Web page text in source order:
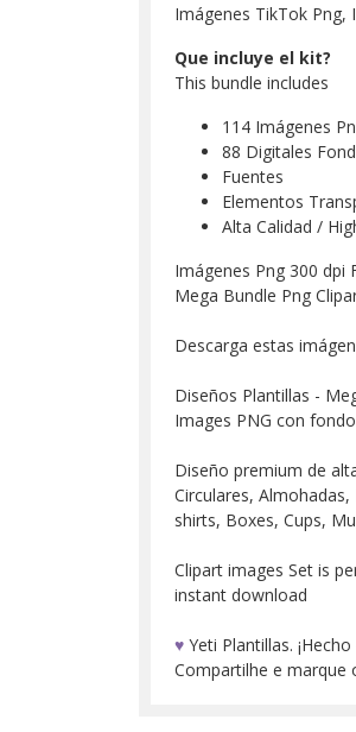
Imágenes TikTok Png,
Que incluye el kit?
This bundle includes
114 Imágenes
88 Digitales
Fuentes
Elementos
Alta Calidad /
Imágenes Png 300 dpi
Mega Bundle Png
Descarga estas
Diseños Plantillas -
Images PNG con
Diseño premium de
Circulares,
shirts, Boxes, Cups,
Clipart images Set is
instant download
♥ Yeti Plantillas.
Compartilhe e marque